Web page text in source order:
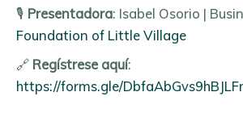
🎙️ Presentadora: Isabel Osorio |
Foundation of Little Village
🔗 Regístrese aquí:
https://forms.gle/